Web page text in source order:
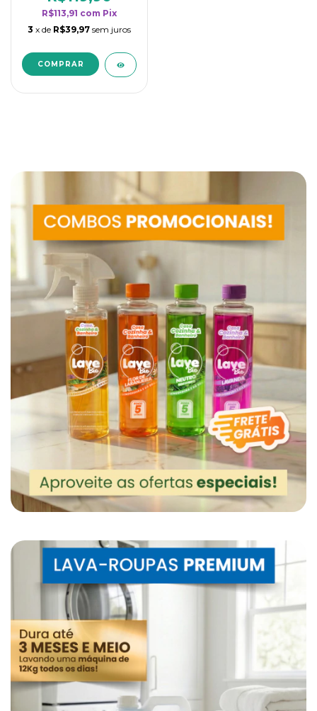
R$113,91 com Pix
3 x de R$39,97 sem juros